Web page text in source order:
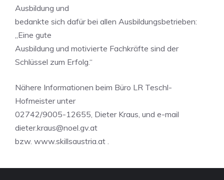
Ausbildung und
bedankte sich dafür bei allen Ausbildungsbetrieben:
„Eine gute
Ausbildung und motivierte Fachkräfte sind der
Schlüssel zum Erfolg.“
Nähere Informationen beim Büro LR Teschl-
Hofmeister unter
02742/9005-12655, Dieter Kraus, und e-mail
dieter.kraus@noel.gv.at
bzw. www.skillsaustria.at .